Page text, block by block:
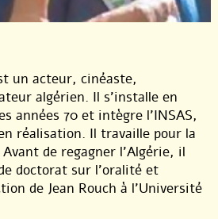
un acteur, cinéaste,
algérien. Il s’installe en
années 70 et intègre l’INSAS,
réalisation. Il travaille pour la
Avant de regagner l’Algérie, il
doctorat sur l’oralité et
de Jean Rouch à l’Université